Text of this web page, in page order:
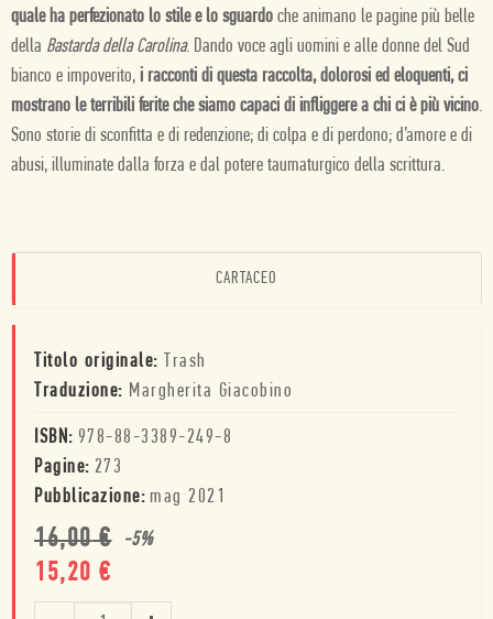
quale ha perfezionato lo stile e lo sguardo che animano le pagine più belle
della Bastarda della Carolina. Dando voce agli uomini e alle donne del Sud
bianco e impoverito, i racconti di questa raccolta, dolorosi ed eloquenti, ci
mostrano le terribili ferite che siamo capaci di infliggere a chi ci è più vicino.
Sono storie di sconfitta e di redenzione; di colpa e di perdono; d’amore e di
abusi, illuminate dalla forza e dal potere taumaturgico della scrittura.
CARTACEO
Titolo originale: Trash
Traduzione: Margherita Giacobino
ISBN: 978-88-3389-249-8
Pagine: 273
Pubblicazione: mag 2021
16,00€ -5%
15,20 €